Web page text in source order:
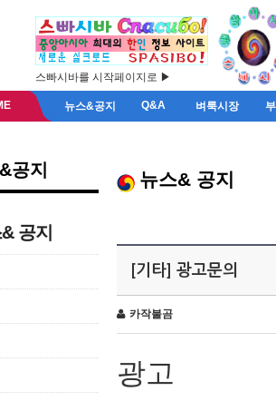
스빠시바를 시작페이지로 ▶
뉴스&공지 Q&A 벼룩시장
공지
공지
뉴스& 공지
[기타] 광고문의
카작불곰
광고